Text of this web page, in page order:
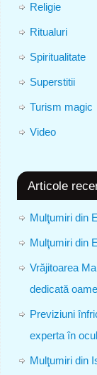
Religie
Ritualuri
Spiritualitate
Superstitii
Turism magic
Video
Articole
Mulţumiri din
Mulţumiri din
Vrăjitoarea
dedicată
Previziuni
experta în
Mulţumiri din